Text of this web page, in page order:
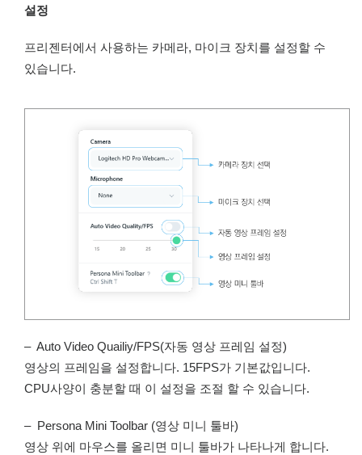
설정
프리젠터에서 사용하는 카메라, 마이크 장치를 설정할 수
있습니다.
– Auto Video Quailiy/FPS(자동 영상 프레임 설정)
영상의 프레임을 설정합니다. 15FPS가 기본값입니다.
CPU사양이 충분할 때 이 설정을 조절 할 수 있습니다.
– Persona Mini Toolbar (영상 미니 툴바)
영상 위에 마우스를 올리면 미니 툴바가 나타나게 합니다.